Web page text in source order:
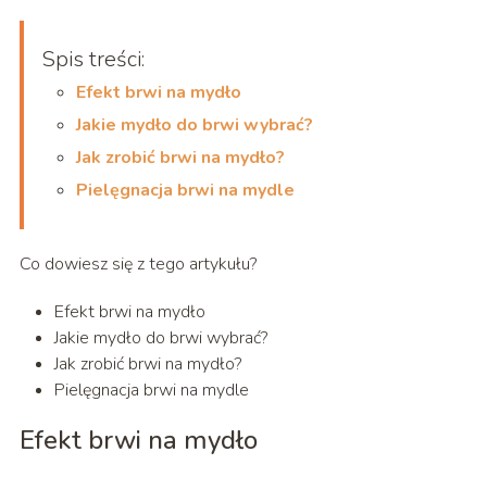
Spis treści:
Efekt brwi na mydło
Jakie mydło do brwi wybrać?
Jak zrobić brwi na mydło?
Pielęgnacja brwi na mydle
Co dowiesz się z tego artykułu?
Efekt brwi na mydło
Jakie mydło do brwi wybrać?
Jak zrobić brwi na mydło?
Pielęgnacja brwi na mydle
Efekt brwi na mydło